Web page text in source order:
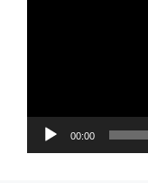
00:00